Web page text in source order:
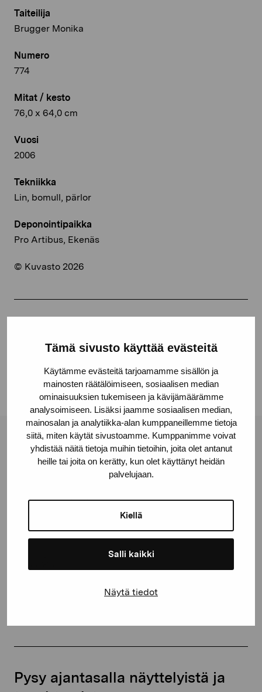
Tämä sivusto käyttää evästeitä
Käytämme evästeitä tarjoamamme sisällön ja
mainosten räätälöimiseen, sosiaalisen median
ominaisuuksien tukemiseen ja kävijämäärämme
analysoimiseen. Lisäksi jaamme sosiaalisen median,
mainosalan ja analytiikka-alan kumppaneillemme tietoja
siitä, miten käytät sivustoamme. Kumppanimme voivat
yhdistää näitä tietoja muihin tietoihin, joita olet antanut
heille tai joita on kerätty, kun olet käyttänyt heidän
palvelujaan.
Kiellä
Salli kaikki
Näytä tiedot
Taiteilija
Brugger Monika
Numero
774
Mitat / kesto
76,0 x 64,0 cm
Vuosi
2006
Tekniikka
Lin, bomull, pärlor
Deponointipaikka
Pro Artibus, Ekenäs
© Kuvasto 2026
Facebook
Linkedin
Pro Artibus -säätiö
10600 Tammisaari
+358 (0)50 371 6339
Pysy ajantasalla näyttelyistä ja